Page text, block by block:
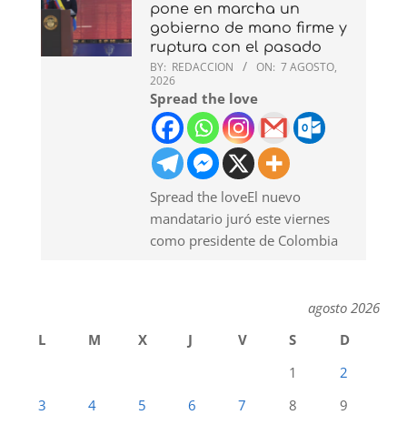
pone en marcha un
gobierno de mano firme y
ruptura con el pasado
BY: REDACCION ON: 7 AGOSTO,
2026
Spread the love
Spread the loveEl nuevo
mandatario juró este viernes
como presidente de Colombia
agosto 2026
L
M X J V S
D
1
2
3
4 5 6 7 8
9